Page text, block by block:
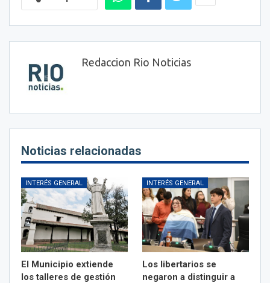
Redaccion Rio Noticias
Noticias relacionadas
INTERÉS GENERAL
El Municipio extiende
los talleres de gestión
INTERÉS GENERAL
Los libertarios se
negaron a distinguir a